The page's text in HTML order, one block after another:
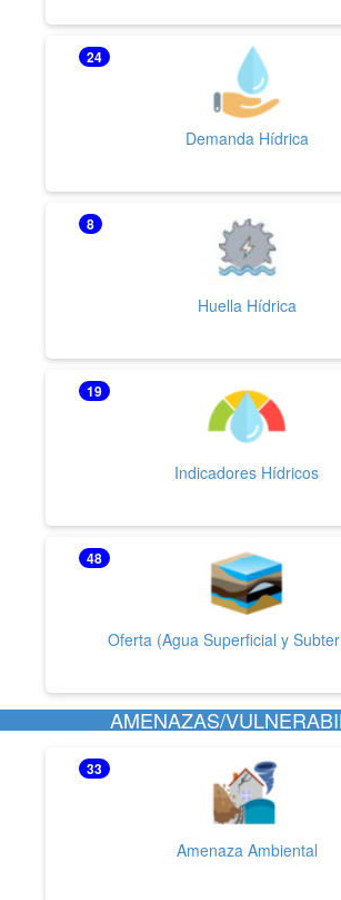
Demanda Hídrica
24
Huella Hídrica
8
Indicadores Hídricos
19
Oferta (Agua Superficial y
48
AMENAZAS/
Amenaza Ambiental
33